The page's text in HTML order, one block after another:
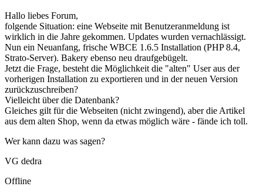
Hallo liebes Forum,
folgende Situation: eine Webseite mit Benutzeranmeldung ist
wirklich in die Jahre gekommen. Updates wurden vernachlässigt.
Nun ein Neuanfang, frische WBCE 1.6.5 Installation (PHP 8.4,
Strato-Server). Bakery ebenso neu draufgebügelt.
Jetzt die Frage, besteht die Möglichkeit die "alten" User aus der
vorherigen Installation zu exportieren und in der neuen Version
zurückzuschreiben?
Vielleicht über die Datenbank?
Gleiches gilt für die Webseiten (nicht zwingend), aber die Artikel
aus dem alten Shop, wenn da etwas möglich wäre - fände ich toll.
Wer kann dazu was sagen?
VG dedra
Offline